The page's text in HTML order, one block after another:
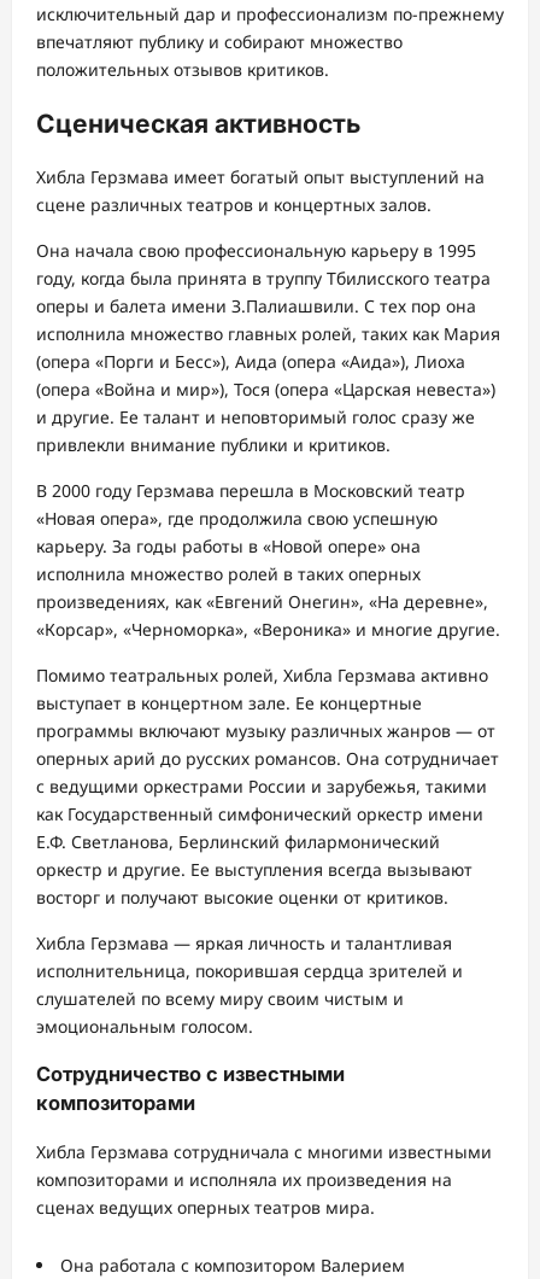
исключительный дар и профессионализм по-прежнему
впечатляют публику и собирают множество
положительных отзывов критиков.
Сценическая активность
Хибла Герзмава имеет богатый опыт выступлений на
сцене различных театров и концертных залов.
Она начала свою профессиональную карьеру в 1995
году, когда была принята в труппу Тбилисского театра
оперы и балета имени З.Палиашвили. С тех пор она
исполнила множество главных ролей, таких как Мария
(опера «Порги и Бесс»), Аида (опера «Аида»), Лиоха
(опера «Война и мир»), Тося (опера «Царская невеста»)
и другие. Ее талант и неповторимый голос сразу же
привлекли внимание публики и критиков.
В 2000 году Герзмава перешла в Московский театр
«Новая опера», где продолжила свою успешную
карьеру. За годы работы в «Новой опере» она
исполнила множество ролей в таких оперных
произведениях, как «Евгений Онегин», «На деревне»,
«Корсар», «Черноморка», «Вероника» и многие другие.
Помимо театральных ролей, Хибла Герзмава активно
выступает в концертном зале. Ее концертные
программы включают музыку различных жанров — от
оперных арий до русских романсов. Она сотрудничает
с ведущими оркестрами России и зарубежья, такими
как Государственный симфонический оркестр имени
Е.Ф. Светланова, Берлинский филармонический
оркестр и другие. Ее выступления всегда вызывают
восторг и получают высокие оценки от критиков.
Хибла Герзмава — яркая личность и талантливая
исполнительница, покорившая сердца зрителей и
слушателей по всему миру своим чистым и
эмоциональным голосом.
Сотрудничество с известными
композиторами
Хибла Герзмава сотрудничала с многими известными
композиторами и исполняла их произведения на
сценах ведущих оперных театров мира.
Она работала с композитором Валерием